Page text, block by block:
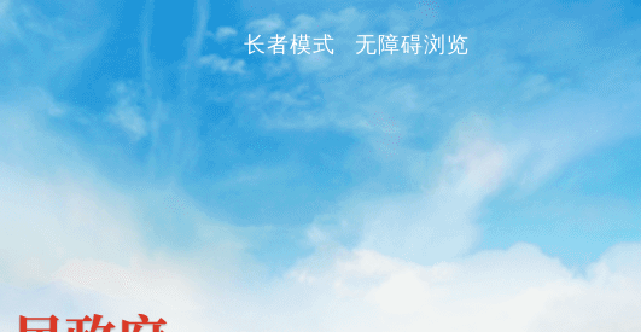
无障碍浏览
长者模式